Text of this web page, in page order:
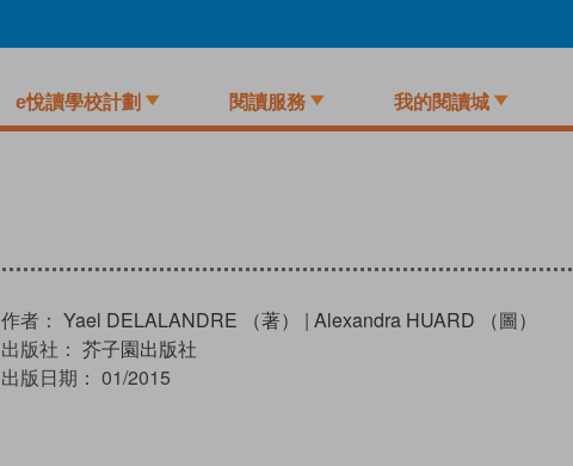
e悅讀學校計劃 閱讀服務 我的閱讀城
作者： Yael DELALANDRE （著） | Alexandra HUARD （圖）
出版社： 芥子園出版社
出版日期： 01/2015